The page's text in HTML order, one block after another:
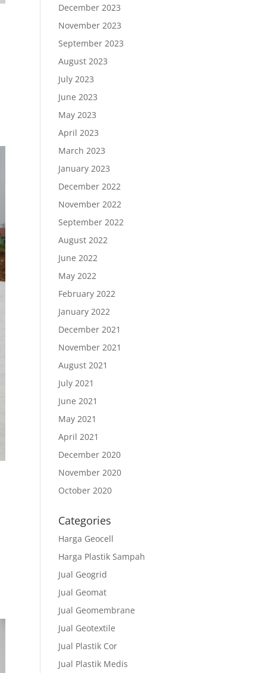
December 2023
November 2023
September 2023
August 2023
July 2023
June 2023
May 2023
April 2023
March 2023
January 2023
December 2022
November 2022
September 2022
August 2022
June 2022
May 2022
February 2022
January 2022
December 2021
November 2021
August 2021
July 2021
June 2021
May 2021
April 2021
December 2020
November 2020
October 2020
Categories
Harga Geocell
Harga Plastik Sampah
Jual Geogrid
Jual Geomat
Jual Geomembrane
Jual Geotextile
Jual Plastik Cor
Jual Plastik Medis